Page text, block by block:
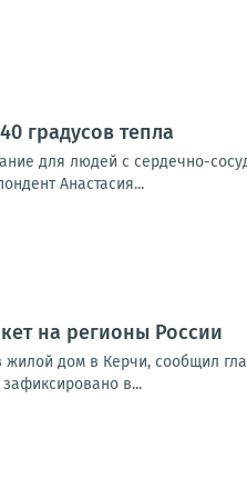
градусов тепла
для людей с сердечно-
Анастасия...
на регионы России
дом в Керчи, сообщил
в...